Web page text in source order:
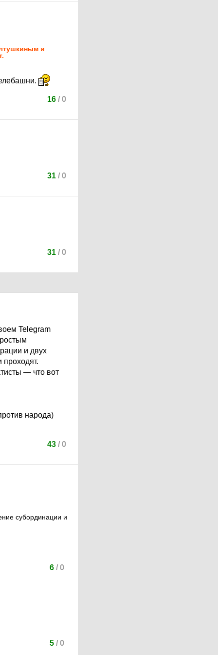
и
16 / 0
31 / 0
31 / 0
Telegram
и двух
— что вот
народа)
43 / 0
субординации и
6/ 0
5/ 0